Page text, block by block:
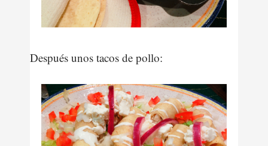
Después unos tacos de pollo: